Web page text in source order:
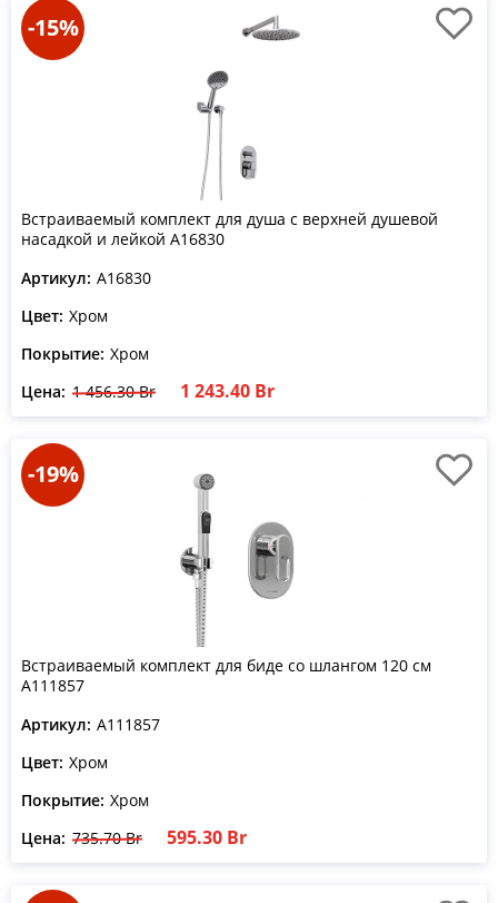
-15%
Встраиваемый комплект для душа с верхней душевой
насадкой и лейкой A16830
Артикул: A16830
Цвет: Хром
Покрытие: Хром
Цена: 1 456.30 Br 1 243.40 Br
-19%
Встраиваемый комплект для биде со шлангом 120 см
A111857
Артикул: A111857
Цвет: Хром
Покрытие: Хром
Цена: 735.70 Br 595.30 Br